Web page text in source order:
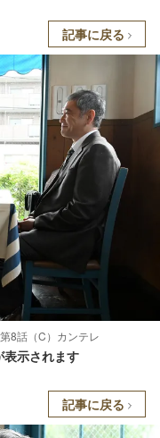
記事に戻る
8話（C）カンテレ
表示されます
記事に戻る